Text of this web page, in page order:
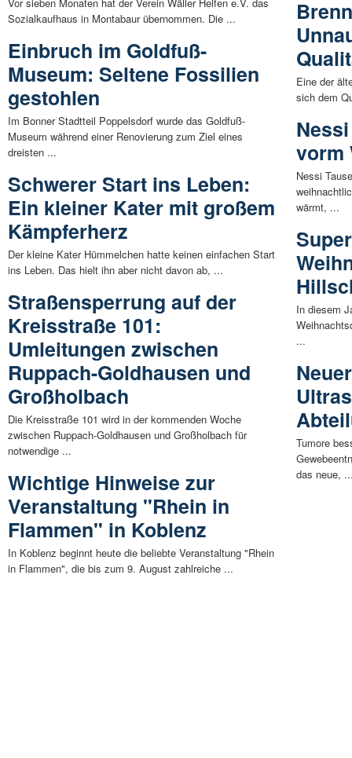
Sozialkaufhaus in Montabaur übernommen. Die ...
Einbruch im Goldfuß-
Museum: Seltene Fossilien
gestohlen
Im Bonner Stadtteil Poppelsdorf wurde das Goldfuß-
Museum während einer Renovierung zum Ziel eines
dreisten ...
Schwerer Start ins Leben:
Ein kleiner Kater mit großem
Kämpferherz
Der kleine Kater Hümmelchen hatte keinen einfachen Start
ins Leben. Das hielt ihn aber nicht davon ab, ...
Straßensperrung auf der
Kreisstraße 101:
Umleitungen zwischen
Ruppach-Goldhausen und
Großholbach
Die Kreisstraße 101 wird in der kommenden Woche
zwischen Ruppach-Goldhausen und Großholbach für
notwendige ...
Wichtige Hinweise zur
Veranstaltung "Rhein in
Flammen" in Koblenz
In Koblenz beginnt heute die beliebte Veranstaltung "Rhein
in Flammen", die bis zum 9. August zahlreiche ...
Eine der
sich dem
vorm
Nessi
wärmt, ...
In diesem
...
Tumore
das neue,